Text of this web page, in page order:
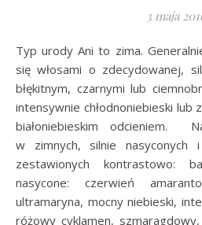
3 maja
Typ urody Ani to zima. Generalnie typ ten charakteryzuje
się włosami o zdecydowanej,
błękitnym, czarnymi lub
intensywnie chłodnoniebieski lub
białoniebieskim odcieniem.
w zimnych, silnie nasyconych
zestawionych kontrastowo:
nasycone: czerwień
ultramaryna, mocny niebieski,
różowy cyklamen,